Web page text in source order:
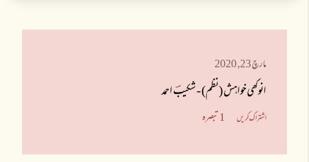
ع
مارچ 23, 2020
انوکھی خواہش (نظم) - شکیبؔ احمد
اشتراک کریں 1 تبصرہ